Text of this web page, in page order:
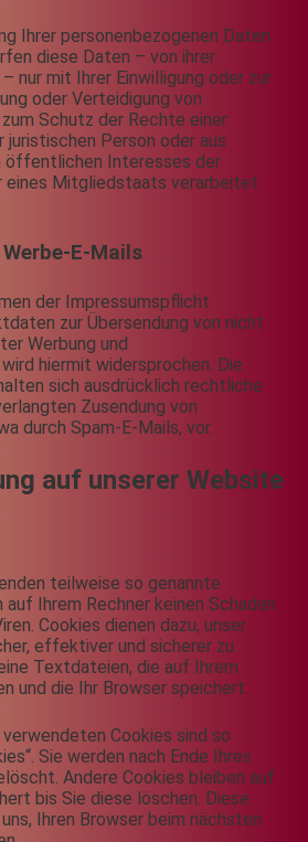
Ihrer personenbezogenen Daten
diese Daten – von ihrer
nur mit Ihrer Einwilligung oder zur
oder Verteidigung von
Schutz der Rechte einer
juristischen Person oder aus
öffentlichen Interesses der
eines Mitgliedstaats verarbeitet
E-Mails
der Impressumspflicht
zur Übersendung von nicht
Werbung und
hiermit widersprochen. Die
sich ausdrücklich rechtliche
Zusendung von
durch Spam-E-Mails, vor.
auf unserer Website
teilweise so genannte
Ihrem Rechner keinen Schaden
Cookies dienen dazu, unser
effektiver und sicherer zu
Textdateien, die auf Ihrem
und die Ihr Browser speichert.
Cookies sind so
Sie werden nach Ende Ihres
Andere Cookies bleiben auf
bis Sie diese löschen. Diese
Ihren Browser beim nächsten